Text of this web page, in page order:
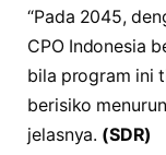
“Pada 2045,
CPO Indonesia
bila program ini
berisiko
jelasnya. (SDR)